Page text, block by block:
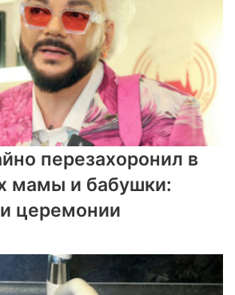
перезахоронил в
мамы и бабушки:
церемонии